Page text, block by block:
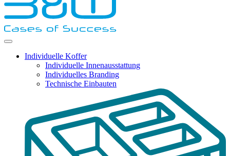
Individuelle Koffer
Individuelle Innenausstattung
Individuelles Branding
Technische Einbauten